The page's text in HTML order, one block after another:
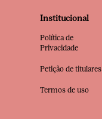
Institucional
Política de
Privacidade
Petição de titulares
Termos de uso